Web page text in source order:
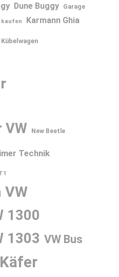
Dune Buggy
Garage
kaufen
Karmann Ghia
Kübelwagen
VW New Beetle
Technik
VW
1300
1303 VW Bus